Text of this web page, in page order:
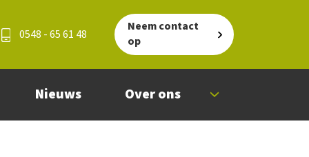
0548 - 65 61 48
Neem contact
op
Nieuws Over ons